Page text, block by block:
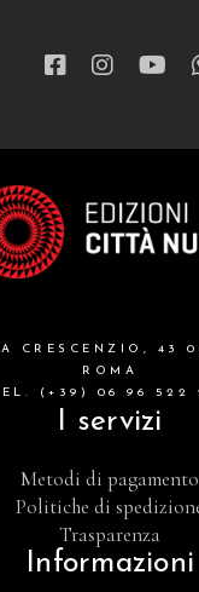
CRESCENZIO, 43
ROMA
(+39) 06 96 522
I servizi
Metodi di pagamento
Politiche di
Trasparenza
Informazioni